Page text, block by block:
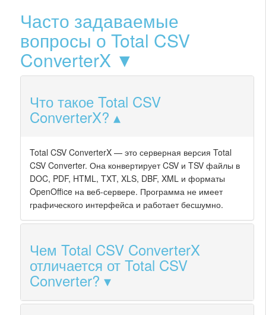
Часто задаваемые
вопросы о Total CSV
ConverterX ▼
Что такое Total CSV
ConverterX?
Total CSV ConverterX — это серверная версия Total
CSV Converter. Она конвертирует CSV и TSV файлы в
DOC, PDF, HTML, TXT, XLS, DBF, XML и форматы
OpenOffice на веб-сервере. Программа не имеет
графического интерфейса и работает бесшумно.
Чем Total CSV ConverterX
отличается от Total CSV
Converter?